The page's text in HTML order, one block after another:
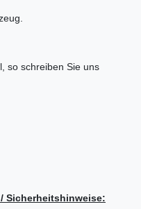
so schreiben Sie uns
Sicherheitshinweise: